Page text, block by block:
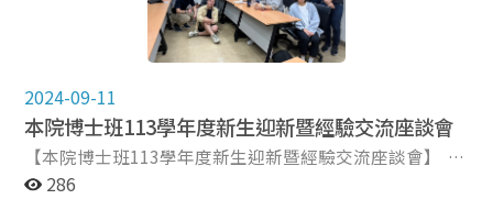
也無法代替學術最核心的工夫：閱讀、思考與嚴謹書寫。
在最後的問答交流中，博士生踴躍提問，討論也延伸至
生成式AI在論文寫作倫理、學術出版模式的可能轉變、以
及研究方法中如何有效整合AI等議題。陳教授逐一回應，
並提醒研究者在使用AI時所需留意的原則與界線。 此次
演講不僅提供師生深化理解AI與學術之間張力的視角，也
讓與會者更具體辨識出AI時代研究者必須面對的基本功、
規範與價值堅持。透過此次講座，與會者更加清晰認知到
育具備國際視野與深厚研究力的學術人才，期待每一位博
士生都能在這段旅程中成就自我，攜手共譜學術新篇
參加國際學術研討會的全過程，涵蓋如何選擇合適的研討
會、投稿時應注意的事項、撰寫摘要和完整論文的重點，
以及口頭發表的實用技巧。他指出，選擇符合自身研究方
關鍵。此外，許弘諺還強調，在撰寫摘要時應清楚呈現研
究的背景、方法與主要發現，並強調學術貢獻，以提高論
文的被接納率。 除了分享發表經驗，許弘諺也詳細介紹
了校內外多項學術補助申請流程，包含國科會、政大研發
2024-09-11
本院博士班113學年度新生迎新暨經驗交流座談會
【本院博士班113學年度新生迎新暨經驗交流座談會】
本院博士班113學年度新生迎新暨經驗交流座談會於2024
286